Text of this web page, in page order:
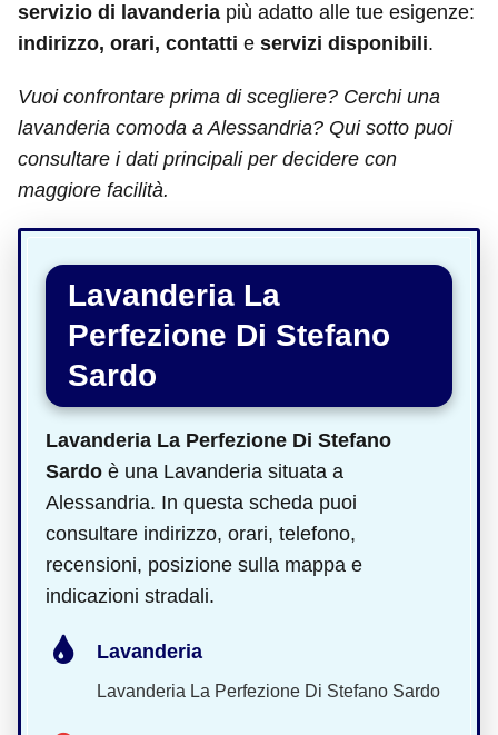
servizio di lavanderia più adatto alle tue esigenze:
indirizzo, orari, contatti e servizi disponibili.
Vuoi confrontare prima di scegliere? Cerchi una
lavanderia comoda a Alessandria? Qui sotto puoi
consultare i dati principali per decidere con
maggiore facilità.
Lavanderia La
Perfezione Di Stefano
Sardo
Lavanderia La Perfezione Di Stefano
Sardo è una Lavanderia situata a
Alessandria. In questa scheda puoi
consultare indirizzo, orari, telefono,
recensioni, posizione sulla mappa e
indicazioni stradali.
Lavanderia
Lavanderia La Perfezione Di Stefano Sardo